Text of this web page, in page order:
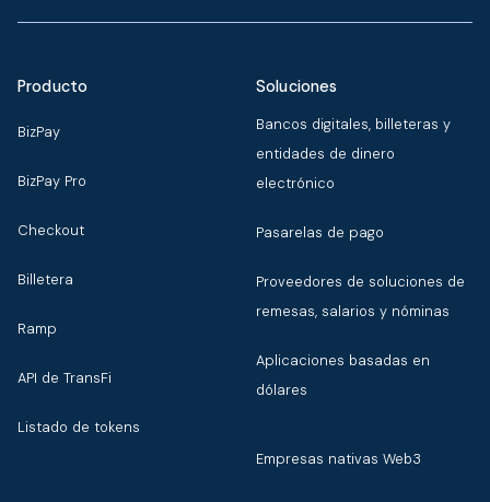
Producto
BizPay
BizPay Pro
Checkout
Billetera
Ramp
API de TransFi
Listado de tokens
Soluciones
Bancos digitales, billeteras y
entidades de dinero
electrónico
Pasarelas de pago
Proveedores de soluciones de
remesas, salarios y nóminas
Aplicaciones basadas en
dólares
Empresas nativas Web3